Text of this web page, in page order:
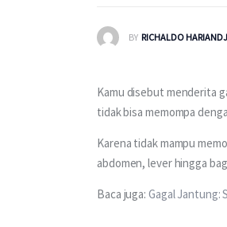
BY RICHALDO
Kamu disebut menderita
tidak bisa memompa
Karena tidak mampu
abdomen, lever hingga
Baca juga: Gagal Jantung: